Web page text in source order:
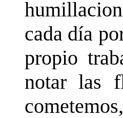
cada día
propio
notar las